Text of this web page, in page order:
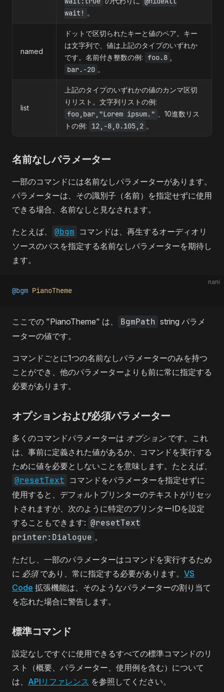
wait! 。
named
ドットで区切られたキーと値のペア。キー
は文字列で、値は上記のタイプのいずれか
です。名前付き整数の例: foo.8
bar.-20 。
list
上記のタイプのいずれかの値のカンマ区切
りリスト。文字列リストの例:
foo,bar,"Lorem ipsum."
、10進数リス
トの例:
12,-8,0.105,2 。
名前なしパラメーター
一部のコマンドには名前なしパラメーターがあります。
パラメーターは、その識別子（名前）を指定せずに使用
できる場合、名前なしと見なされます。
たとえば、 @bgm コマンドは、再生するオーディオリ
ソースのパスを指定する名前なしパラメーターを期待し
ます。
nani
@bgm PianoTheme
ここでの "PianoTheme" は、 BgmPath string パラメ
ーターの値です。
コマンドごとに1つの名前なしパラメーターのみを持つ
ことができ、他のパラメーターよりも前に常に指定する
必要があります。
オプションおよび必須パラメーター
多くのコマンドパラメーターは オプションです。これ
は、事前に定義された値があるか、コマンドを実行する
ために値を必要としないことを意味します。たとえば、
@resetText コマンドをパラメーターを指定せずに
使用すると、デフォルトプリンターのテキストがリセッ
トされますが、次のように特定のプリンターIDを設定
することもできます: @resetText
printer:Dialogue 。
ただし、一部のパラメーターはコマンドを実行するため
に 必須であり、常に指定する必要があります。 VS
Code 拡張機能は、そのようなパラメーターの割り当て
を忘れた場合に警告します。
標準コマンド
設定なしですぐに使用できるすべての標準コマンドのリ
スト（概要、パラメーター、使用例を含む）について
は、 APIリファレンス を参照してください。